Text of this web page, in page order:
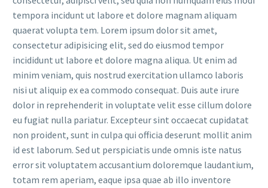
tempora incidunt ut labore et dolore magnam aliquam
quaerat volupta tem. Lorem ipsum dolor sit amet,
consectetur adipisicing elit, sed do eiusmod tempor
incididunt ut labore et dolore magna aliqua. Ut enim ad
minim veniam, quis nostrud exercitation ullamco laboris
nisi ut aliquip ex ea commodo consequat. Duis aute irure
dolor in reprehenderit in voluptate velit esse cillum dolore
eu fugiat nulla pariatur. Excepteur sint occaecat cupidatat
non proident, sunt in culpa qui officia deserunt mollit anim
id est laborum. Sed ut perspiciatis unde omnis iste natus
error sit voluptatem accusantium doloremque laudantium,
totam rem aperiam, eaque ipsa quae ab illo inventore